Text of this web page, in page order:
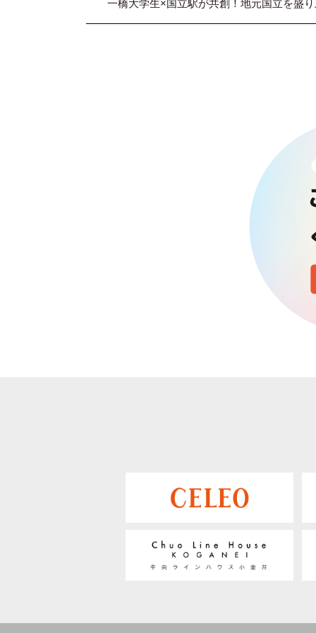
一橋大学生×国立駅が共創！地元国立を盛